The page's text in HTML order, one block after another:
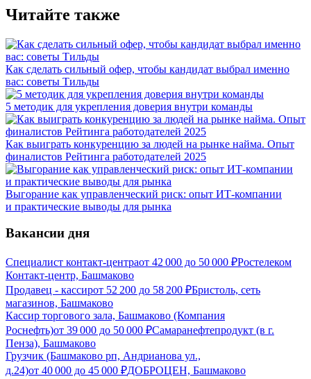
Читайте также
Как сделать сильный офер, чтобы кандидат выбрал именно
вас: советы Тильды
5 методик для укрепления доверия внутри команды
Как выиграть конкуренцию за людей на рынке найма. Опыт
финалистов Рейтинга работодателей 2025
Выгорание как управленческий риск: опыт ИТ-компании
и практические выводы для рынка
Вакансии дня
Специалист контакт-центраот 42 000 до 50 000 ₽Ростелеком
Контакт-центр, Башмаково
Продавец - кассирот 52 200 до 58 200 ₽Бристоль, сеть
магазинов, Башмаково
Кассир торгового зала, Башмаково (Компания
Роснефть)от 39 000 до 50 000 ₽Самаранефтепродукт (в г.
Пенза), Башмаково
Грузчик (Башмаково рп, Андрианова ул.,
д.24)от 40 000 до 45 000 ₽ДОБРОЦЕН, Башмаково